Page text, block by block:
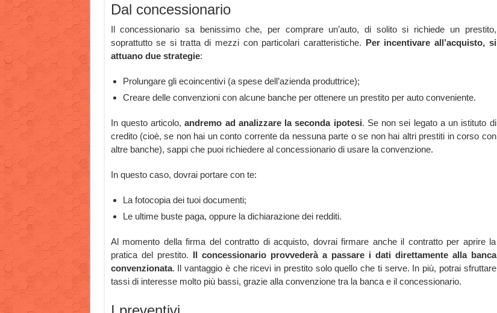
Dal concessionario
Il concessionario sa benissimo che, per comprare un’auto, di solito si richiede un prestito,
soprattutto se si tratta di mezzi con particolari caratteristiche. Per incentivare all’acquisto, si
attuano due strategie:
Prolungare gli ecoincentivi (a spese dell’azienda produttrice);
Creare delle convenzioni con alcune banche per ottenere un prestito per auto conveniente.
In questo articolo, andremo ad analizzare la seconda ipotesi. Se non sei legato a un istituto di
credito (cioè, se non hai un conto corrente da nessuna parte o se non hai altri prestiti in corso con
altre banche), sappi che puoi richiedere al concessionario di usare la convenzione.
In questo caso, dovrai portare con te:
La fotocopia dei tuoi documenti;
Le ultime buste paga, oppure la dichiarazione dei redditi.
Al momento della firma del contratto di acquisto, dovrai firmare anche il contratto per aprire la
pratica del prestito. Il concessionario provvederà a passare i dati direttamente alla banca
convenzionata. Il vantaggio è che ricevi in prestito solo quello che ti serve. In più, potrai sfruttare
tassi di interesse molto più bassi, grazie alla convenzione tra la banca e il concessionario.